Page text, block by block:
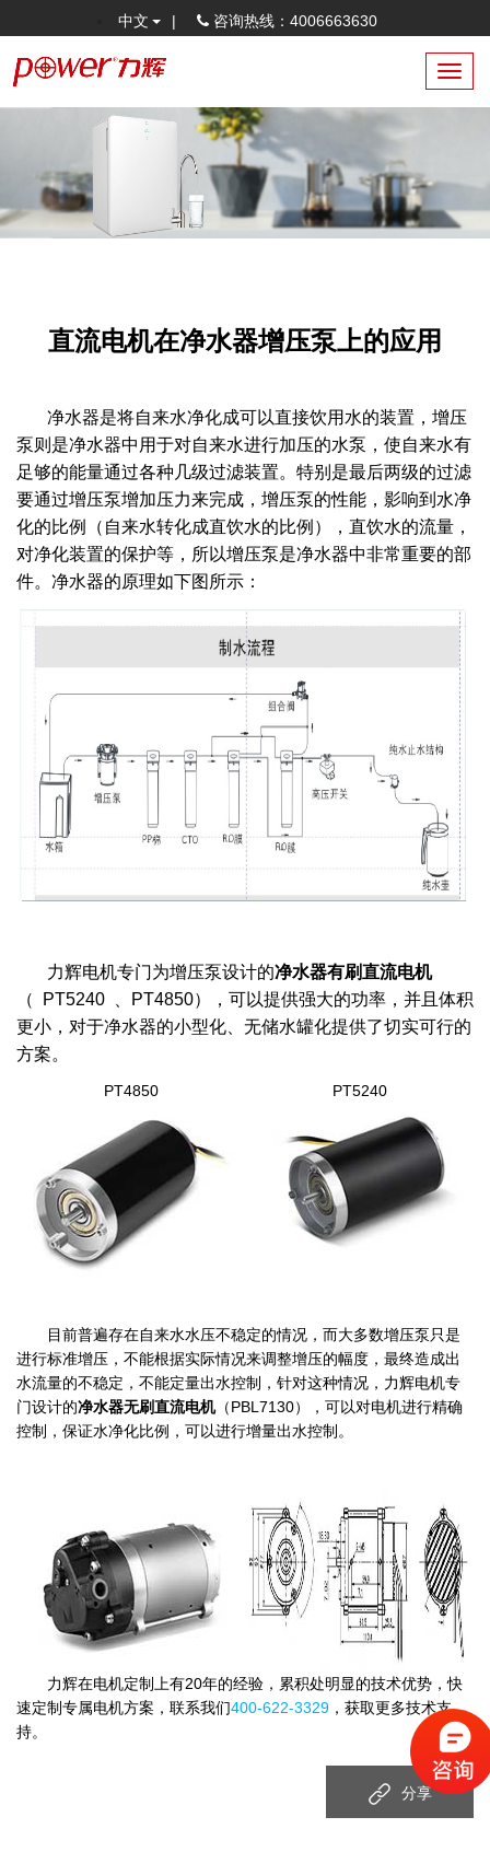
中文 | 咨询热线：4006663630
直流电机在净水器增压泵上的应用
净水器是将自来水净化成可以直接饮用水的装置，增压
泵则是净水器中用于对自来水进行加压的水泵，使自来水有
足够的能量通过各种几级过滤装置。 特别是最后两级的过滤
要通过增压泵增加压力来完成，增压泵的性能，影响到水净
化的比例（自来水转化成直饮水的比例），直饮水的流量，
对净化装置的保护等，所以增压泵是净水器中非常重要的部
件。 净水器的原理如下图所示：
力辉电机专门为增压泵设计的净水器有刷直流电机
（ PT5240 、PT4850），可以提供强大的功率，并且体积
更小，对于净水器的小型化、无储水罐化提供了切实可行的
方案。
PT4850 PT5240
目前普遍存在自来水水压不稳定的情况，而大多数增压泵只是
进行标准增压，不能根据实际情况来调整增压的幅度，最终造成出
水流量的不稳定，不能定量出水控制，针对这种情况，力辉电机专
门设计的净水器无刷直流电机（PBL7130），可以对电机进行精确
控制，保证水净化比例，可以进行增量出水控制。
力辉在电机定制上有20年的经验，累积处明显的技术优势，快
速定制专属电机方案，联系我们400-622-3329 ，获取更多技术支
持。
分享